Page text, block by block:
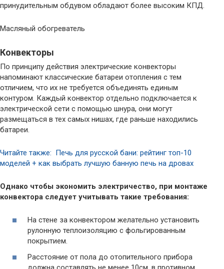
принудительным обдувом обладают более высоким КПД.
Масляный обогреватель
Конвекторы
По принципу действия электрические конвекторы
напоминают классические батареи отопления с тем
отличием, что их не требуется объединять единым
контуром. Каждый конвектор отдельно подключается к
электрической сети с помощью шнура, они могут
размещаться в тех самых нишах, где раньше находились
батареи.
Читайте также: Печь для русской бани: рейтинг топ-10
моделей + как выбрать лучшую банную печь на дровах
Однако чтобы экономить электричество, при монтаже
конвектора следует учитывать такие требования:
На стене за конвектором желательно установить
рулонную теплоизоляцию с фольгированным
покрытием.
Расстояние от пола до отопительного прибора